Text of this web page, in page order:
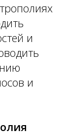
и
и